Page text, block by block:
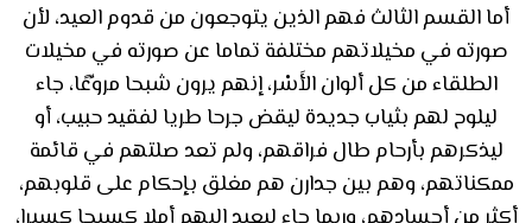
أما القسم الثالث فهم الذين يتوجعون من قدوم العيد، لأن
صورته في مخيلاتهم مختلفة تماما عن صورته في مخيلات
الطلقاء من كل ألوان الأَسْر، إنهم يرون شبحا مروِّعًا، جاء
ليلوح لهم بثياب جديدة ليقض جرحا طريا لفقيد حبيب، أو
ليذكرهم بأرحام طال فراقهم، ولم تعد صلتهم في قائمة
ممكناتهم، وهم بين جدارن هم مغلق بإحكام على قلوبهم،